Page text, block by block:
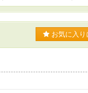
お気に入り